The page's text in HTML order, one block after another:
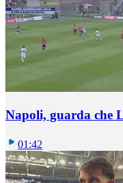
Napoli, guarda che
01:42